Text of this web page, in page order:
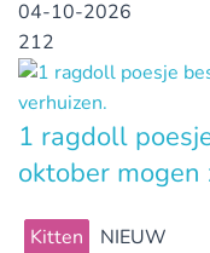
04-10-2026
212
1 ragdoll
oktober mogen
Kitten
NIEUW